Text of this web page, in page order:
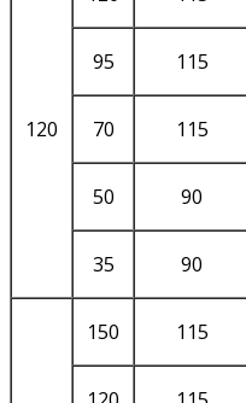
120
95 115
70 115
50 90
35 90
150 115